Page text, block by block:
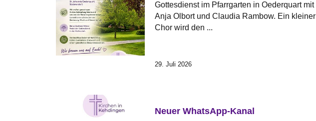
Gottesdienst im Pfarrgarten in Oederquart mit
Anja Olbort und Claudia Rambow. Ein kleiner
Chor wird den ...
29. Juli 2026
Neuer WhatsApp-Kanal